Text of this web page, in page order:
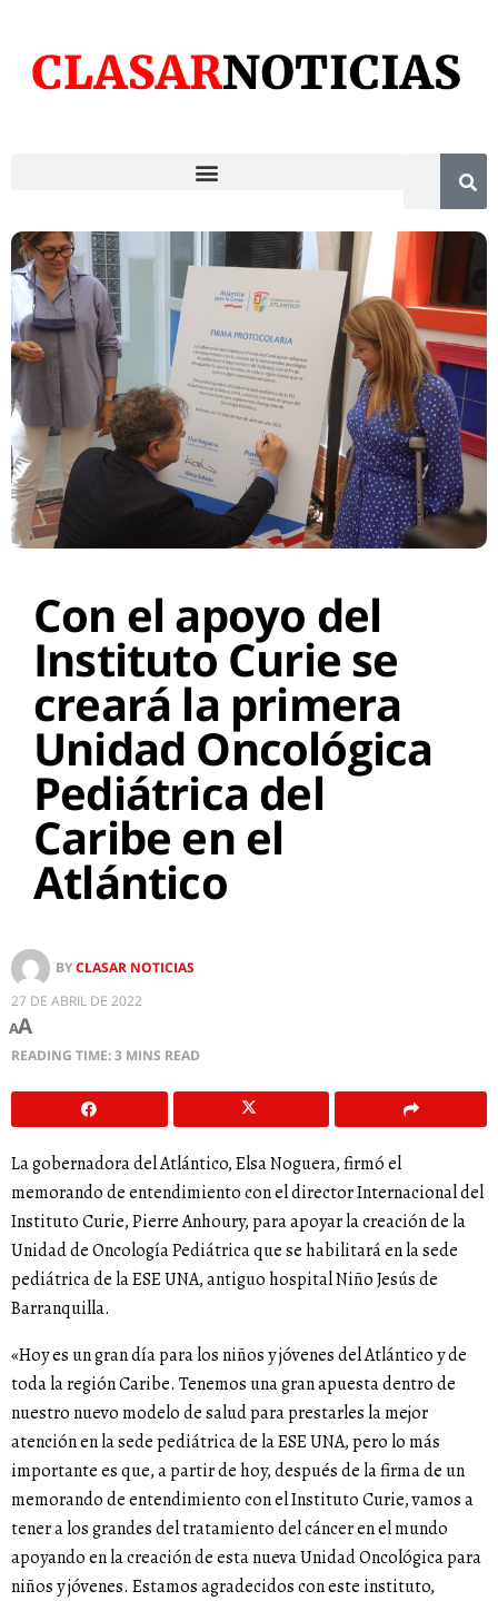
Con el apoyo del
Instituto Curie se
creará la primera
Unidad Oncológica
Pediátrica del
Caribe en el
Atlántico
BYCLASAR NOTICIAS
27 DE ABRIL DE 2022
AA
READING TIME: 3 MINS READ
La gobernadora del Atlántico, Elsa Noguera, firmó el
memorando de entendimiento con el director Internacional del
Instituto Curie, Pierre Anhoury, para apoyar la creación de la
Unidad de Oncología Pediátrica que se habilitará en la sede
pediátrica de la ESE UNA, antiguo hospital Niño Jesús de
Barranquilla.
«Hoy es un gran día para los niños y jóvenes del Atlántico y de
toda la región Caribe. Tenemos una gran apuesta dentro de
nuestro nuevo modelo de salud para prestarles la mejor
atención en la sede pediátrica de la ESE UNA, pero lo más
importante es que, a partir de hoy, después de la firma de un
memorando de entendimiento con el Instituto Curie, vamos a
tener a los grandes del tratamiento del cáncer en el mundo
apoyando en la creación de esta nueva Unidad Oncológica para
niños y jóvenes. Estamos agradecidos con este instituto,